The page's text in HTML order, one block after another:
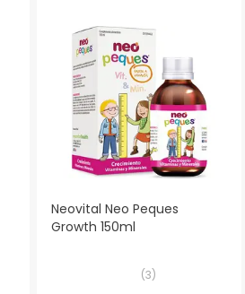
Neovital Neo Peques
Growth 150ml
(3)